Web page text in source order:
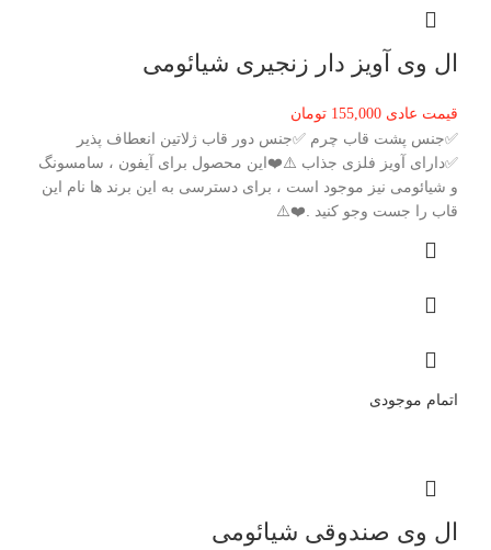
ال وی آویز دار زنجیری شیائومی
قیمت عادی 155,000 تومان
✅جنس پشت قاب چرم ✅جنس دور قاب ژلاتین انعطاف پذیر
✅دارای آویز فلزی جذاب ⚠️❤️این محصول برای آیفون ، سامسونگ
و شیائومی نیز موجود است ، برای دسترسی به این برند ها نام این
قاب را جست وجو کنید .❤️⚠️
اتمام موجودی
ال وی صندوقی شیائومی